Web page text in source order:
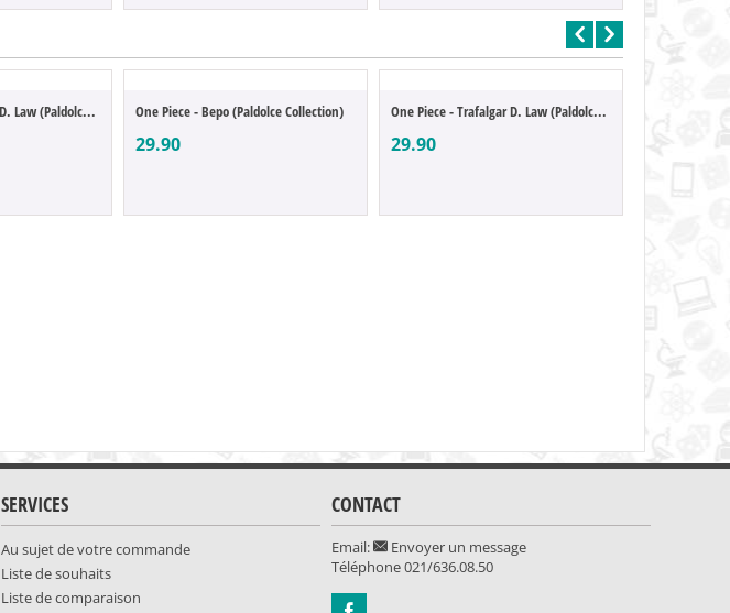
One Piece - Trafalgar D. Law (Paldolce Co... One Piece - Bepo (Paldolce Collection)
29.90
One Piece - Trafalgar D. Law (Paldolce Co...
29.90
49.90
SERVICES
Au sujet de votre commande
Liste de souhaits
Liste de comparaison
CONTACT
Email:
Envoyer un message
Téléphone021/636.08.50